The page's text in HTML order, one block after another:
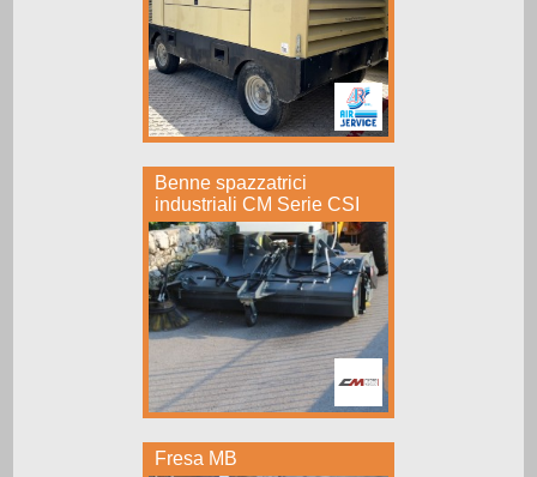
Benne spazzatrici
industriali CM Serie CSI
Fresa MB